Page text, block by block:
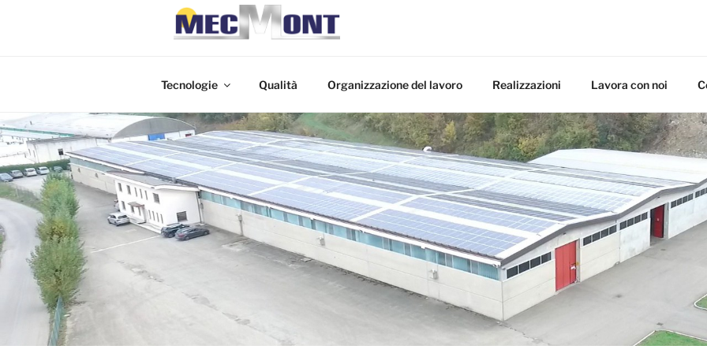
OFFICINA MECCANICA MECMONT
Costruzioni Meccaniche
Tecnologie Qualità Organizzazione del lavoro Realizzazioni Lavora con noi